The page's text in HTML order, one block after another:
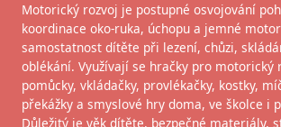
Motorický rozvoj je postupné osvojování
koordinace oko-ruka, úchopu a jemné
samostatnost dítěte při lezení, chůzi,
oblékání. Využívají se hračky pro motorický
pomůcky, vkládačky, provlékačky, kostky,
překážky a smyslové hry doma, ve školce i
Důležitý je věk dítěte, bezpečné materiály,